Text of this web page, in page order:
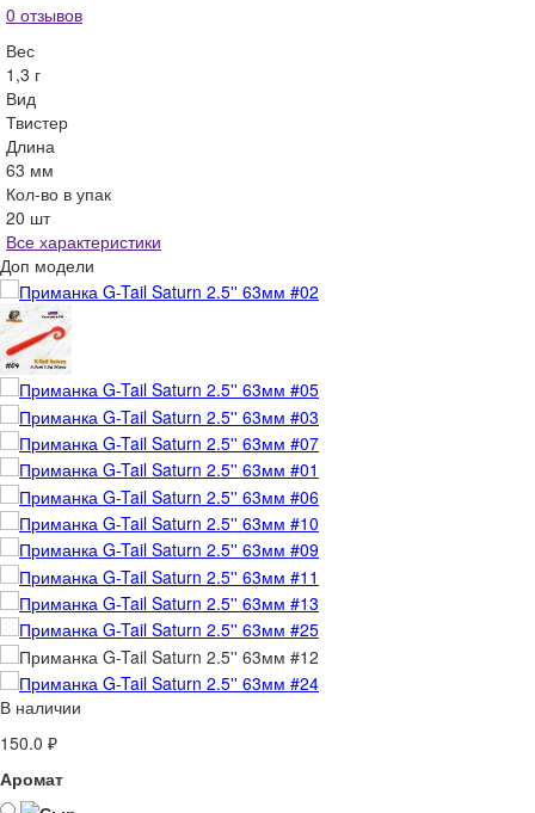
0 отзывов
Вес
1,3 г
Вид
Твистер
Длина
63 мм
Кол-во в упак
20 шт
Все характеристики
Доп модели
В наличии
150.0 ₽
Аромат